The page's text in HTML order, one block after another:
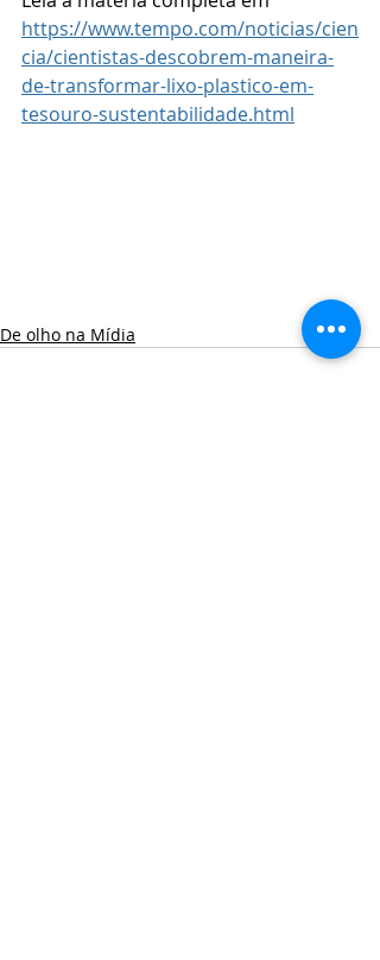
https://www.tempo.com/noticias/cien
cia/cientistas-descobrem-maneira-
de-transformar-lixo-plastico-em-
tesouro-sustentabilidade.html
De olho na Mídia